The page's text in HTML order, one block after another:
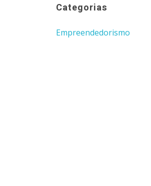
Categorias
Empreendedorismo